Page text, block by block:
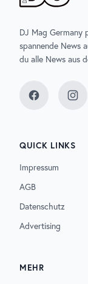
DJ Mag Germany
spannende News
du alle News aus
Facebook
QUICK LINKS
Impressum
AGB
Datenschutz
Advertising
MEHR